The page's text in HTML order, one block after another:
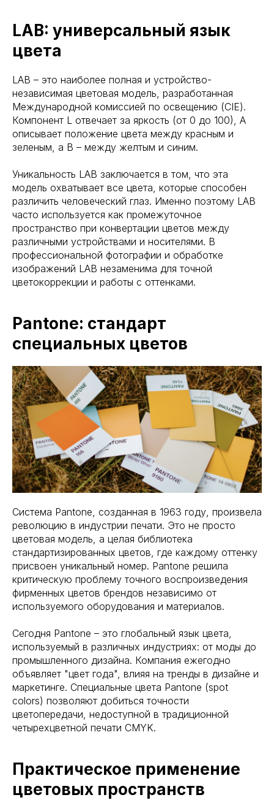
LAB: универсальный язык
цвета
LAB – это наиболее полная и устройство-
независимая цветовая модель, разработанная
Международной комиссией по освещению (CIE).
Компонент L отвечает за яркость (от 0 до 100), A
описывает положение цвета между красным и
зеленым, а B – между желтым и синим.
Уникальность LAB заключается в том, что эта
модель охватывает все цвета, которые способен
различить человеческий глаз. Именно поэтому LAB
часто используется как промежуточное
пространство при конвертации цветов между
различными устройствами и носителями. В
профессиональной фотографии и обработке
изображений LAB незаменима для точной
цветокоррекции и работы с оттенками.
Pantone: стандарт
специальных цветов
Система Pantone, созданная в 1963 году, произвела
революцию в индустрии печати. Это не просто
цветовая модель, а целая библиотека
стандартизированных цветов, где каждому оттенку
присвоен уникальный номер. Pantone решила
критическую проблему точного воспроизведения
фирменных цветов брендов независимо от
используемого оборудования и материалов.
Сегодня Pantone – это глобальный язык цвета,
используемый в различных индустриях: от моды до
промышленного дизайна. Компания ежегодно
объявляет "цвет года", влияя на тренды в дизайне и
маркетинге. Специальные цвета Pantone (spot
colors) позволяют добиться точности
цветопередачи, недоступной в традиционной
четырехцветной печати CMYK.
Практическое применение
цветовых пространств